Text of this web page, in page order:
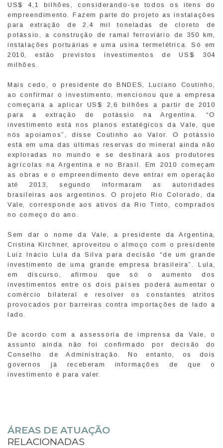
US$ 4,1 bilhões, considerando-se todos os itens do
empreendimento. Fazem parte do projeto as instalações
para extração de 2,4 mil toneladas de cloreto de
potássio, a construção de ramal ferroviário de 350 km,
instalações portuárias e uma usina termelétrica. Só em
2010, estão previstos investimentos de US$ 304
milhões.
Mais cedo, o presidente do BNDES, Luciano Coutinho,
ao confirmar o investimento, mencionou que a empresa
começaria a aplicar US$ 2,6 bilhões a partir de 2010
para a extração de potássio na Argentina. “O
investimento está nos planos estatégicos da Vale, que
nós apoiamos”, disse Coutinho ao Valor. O potássio
está em uma das últimas reservas do mineral ainda não
exploradas no mundo e se destinará aos produtores
agrícolas na Argentina e no Brasil. Em 2010 começam
as obras e o empreendimento deve entrar em operação
até 2013, segundo informaram as autoridades
brasileiras aos argentinos. O projeto Rio Colorado, da
Vale, corresponde aos ativos da Rio Tinto, comprados
no começo do ano.
Sem dar o nome da Vale, a presidente da Argentina,
Cristina Kirchner, aproveitou o almoço com o presidente
Luiz Inácio Lula da Silva para decisão “de um grande
investimento de uma grande empresa brasileira”. Lula,
em discurso, afirmou que só o aumento dos
investimentos entre os dois países poderá aumentar o
comércio bilateral e resolver os constantes atritos
provocados por barreiras contra importações de lado a
lado.
De acordo com a assessoria de imprensa da Vale, o
assunto ainda não foi confirmado por decisão do
Conselho de Administração. No entanto, os dois
governos já receberam informações de que o
investimento é para valer.
ÁREAS DE ATUAÇÃO
RELACIONADAS